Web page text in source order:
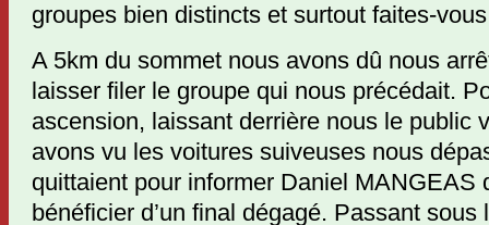
groupes bien distincts et surtout faites-
A 5km du sommet nous avons dû nous
laisser filer le groupe qui nous précédait.
ascension, laissant derrière nous le public
avons vu les voitures suiveuses nous
quittaient pour informer Daniel MANGEAS
bénéficier d’un final dégagé. Passant sous